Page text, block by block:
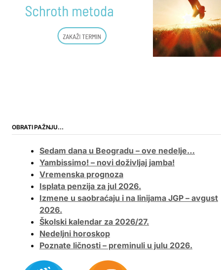
OBRATI PAŽNJU…
Sedam dana u Beogradu – ove nedelje…
Yambissimo! – novi doživljaj jamba!
Vremenska prognoza
Isplata penzija za jul 2026.
Izmene u saobraćaju i na linijama JGP – avgust
2026.
Školski kalendar za 2026/27.
Nedeljni horoskop
Poznate ličnosti – preminuli u julu 2026.